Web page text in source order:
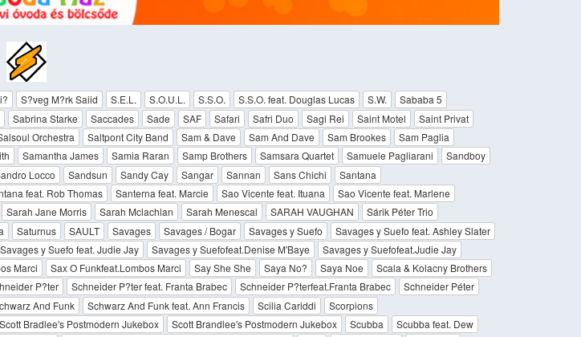
S?veg M?rk Saiid S.E.L. S.O.U.L. S.S.O. S.S.O. feat. Douglas Lucas S.W.
Sababa 5
Sabrina Starke Saccades Sade SAF Safari Safri Duo Sagi Rei Saint Motel
Saint Privat
Orchestra Saltpont City Band Sam & Dave Sam And Dave Sam Brookes
Sam Paglia
Samantha James Samia Raran Samp Brothers Samsara Quartet Samuele Pagliarani
Sandboy
Locco Sandsun Sandy Cay Sangar Sannan Sans Chichi
Santana
feat. Rob Thomas Santerna feat. Marcie Sao Vicente feat. Ituana
Sao Vicente feat. Marlene
Sarah Jane Morris Sarah Mclachlan Sarah Menescal SARAH VAUGHAN
Sárik Péter Trio
Saturnus SAULT Savages Savages / Bogar Savages y Suefo
Savages y Suefo feat. Ashley Slater
Savages y Suefo feat. Judie Jay Savages y Suefofeat.Denise M'Baye
Savages y Suefofeat.Judie Jay
Marci Sax O Funkfeat.Lombos Marci Say She She Saya No? Saya Noe
Scala & Kolacny Brothers
P?ter Schneider P?ter feat. Franta Brabec Schneider P?terfeat.Franta Brabec
Schneider Péter
And Funk Schwarz And Funk feat. Ann Francis Scilia Cariddi
Scorpions
Scott Bradlee's Postmodern Jukebox Scott Brandlee's Postmodern Jukebox Scubba
Scubba feat. Dew